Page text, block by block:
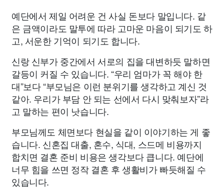
예단에서 제일 어려운 건 사실 돈보다 말입니다. 같
은 금액이라도 말투에 따라 고마운 마음이 되기도 하
고, 서운한 기억이 되기도 합니다.
신랑 신부가 중간에서 서로의 집을 대변하듯 말하면
갈등이 커질 수 있습니다. “우리 엄마가 꼭 해야 한
대”보다 “부모님은 이런 분위기를 생각하고 계신 것
같아. 우리가 부담 안 되는 선에서 다시 맞춰보자”라
고 말하는 편이 낫습니다.
부모님께도 체면보다 현실을 같이 이야기하는 게 좋
습니다. 신혼집 대출, 혼수, 식대, 스드메 비용까지
합치면 결혼 준비 비용은 생각보다 큽니다. 예단에
너무 힘을 쓰면 정작 결혼 후 생활비가 빠듯해질 수
있습니다.